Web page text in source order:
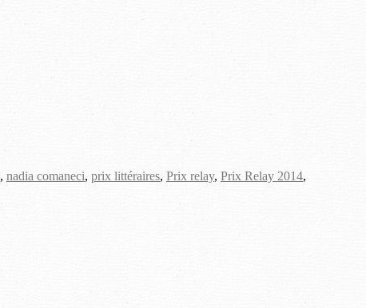
, nadia comaneci, prix littéraires, Prix relay, Prix Relay 2014,